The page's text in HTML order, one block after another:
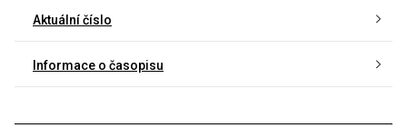
Aktuální číslo
Informace o časopisu